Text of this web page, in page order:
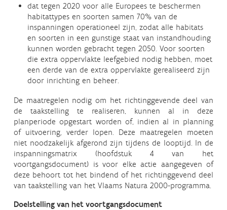
dat tegen 2020 voor alle Europees te beschermen
habitattypes en soorten samen 70% van de
inspanningen operationeel zijn, zodat alle habitats
en soorten in een gunstige staat van instandhouding
kunnen worden gebracht tegen 2050. Voor soorten
die extra oppervlakte leefgebied nodig hebben, moet
een derde van de extra oppervlakte gerealiseerd zijn
door inrichting en beheer.
De maatregelen nodig om het richtinggevende deel van
de taakstelling te realiseren, kunnen al in deze
planperiode opgestart worden of, indien al in planning
of uitvoering, verder lopen. Deze maatregelen moeten
niet noodzakelijk afgerond zijn tijdens de looptijd. In de
inspanningsmatrix (hoofdstuk 4 van het
voortgangsdocument) is voor elke actie aangegeven of
deze behoort tot het bindend of het richtinggevend deel
van taakstelling van het Vlaams Natura 2000-programma.
Doelstelling van het voortgangsdocument